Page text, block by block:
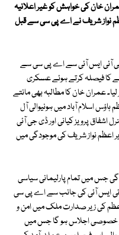
خان کی خواہش کو غیر اعلانیہ
نواز شریف نے اے پی سی سے قبل
جی آئی ایس آئی سے اے پی سی سے
کا فیصلہ کرتے ہوئے عسکری
عمران خان کا مطالبہ بھی مانتے
ستمبر کو وزیر اعظم ہاؤس اسلام آباد میں ہونیوالی آل
پرویز کیانی اور ڈی جی آئی
اعظم نواز شریف کی موجودگی میں
جس میں تمام پارلیمانی سیاسی
ایس آئی کی جانب سے اے پی سی
کی زیر صدارت ملک میں امن و
خصوصی اجلاس ہو گا جس میں